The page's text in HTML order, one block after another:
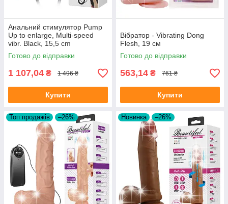
Анальний стимулятор Pump
Up to enlarge, Multi-speed
vibr. Black, 15,5 cm
Готово до відправки
1 107,04 ₴ 1 496 ₴
Купити
Вібратор - Vibrating Dong
Flesh, 19 см
Готово до відправки
563,14 ₴ 761 ₴
Купити
Топ продажів –26% Новинка –26%